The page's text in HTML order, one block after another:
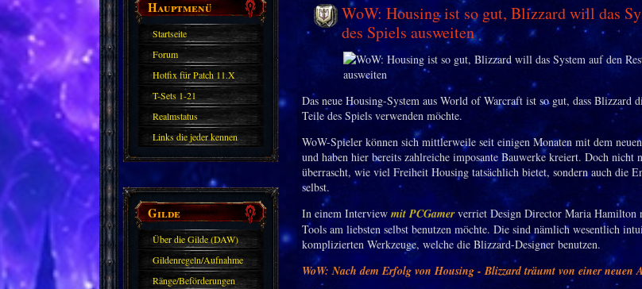
Hauptmenü
Startseite
Forum
Hotfix für Patch 11.X
T-Sets 1-21
Realmstatus
Links die jeder kennen
sollte?! Oder nicht?
Gilde
Über die Gilde (DAW)
Gildenregeln/Aufnahme
Ränge/Beförderungen
WoW: Housing ist so gut, Blizzard will das
des Spiels ausweiten
Das neue Housing-System aus World of Warcraft ist so gut, dass Blizzard
Teile des Spiels verwenden möchte.
WoW-Spieler können sich mittlerweile seit einigen Monaten mit dem
und haben hier bereits zahlreiche imposante Bauwerke kreiert. Doch nicht
überrascht, wie viel Freiheit Housing tatsächlich bietet, sondern auch die
selbst.
In einem Interview mit PCGamerverriet Design Director Maria Hamilton
Tools am liebsten selbst benutzen möchte. Die sind nämlich wesentlich
komplizierten Werkzeuge, welche die Blizzard-Designer benutzen.
WoW: Nach dem Erfolg von Housing - Blizzard träumt von einer neuen